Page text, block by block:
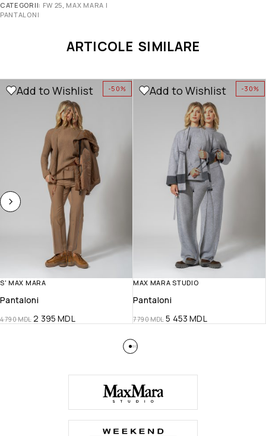
CATEGORII: FW 25, MAX MARA |
PANTALONI
ARTICOLE SIMILARE
-50%
Add to Wishlist
S' MAX MARA
Pantaloni
4 790MDL 2 395MDL
-30%
Add to Wishlist
MAX MARA STUDIO
Pantaloni
7 790MDL 5 453MDL